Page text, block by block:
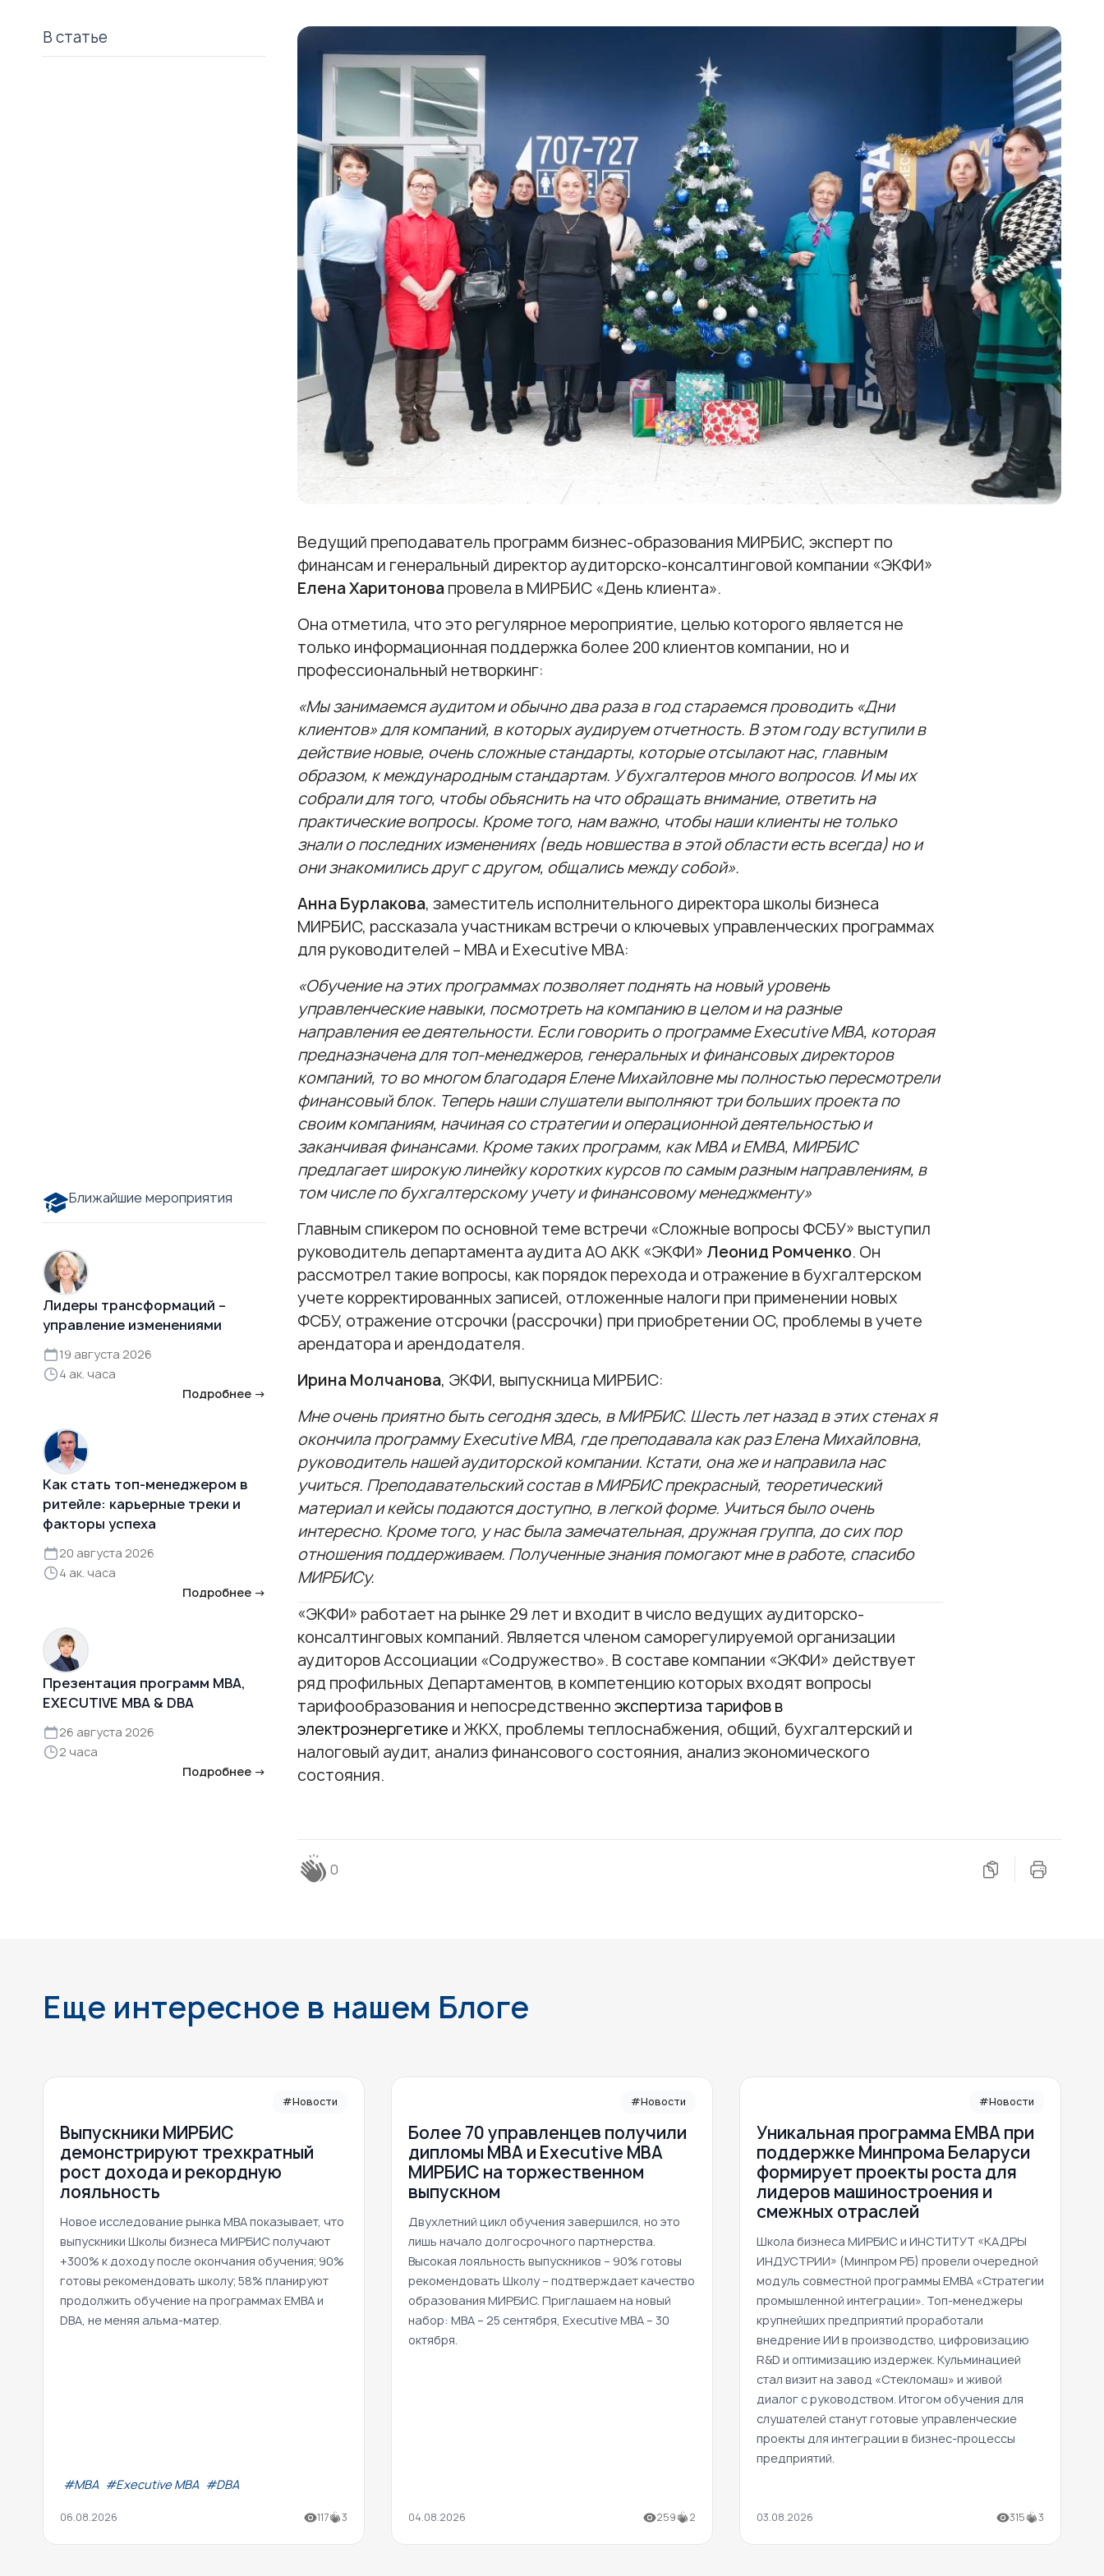
В статье
Ведущий преподаватель программ бизнес-образования МИРБИС, эксперт по
финансам и генеральный директор аудиторско-консалтинговой компании «ЭКФИ»
Елена Харитоновапровела в МИРБИС «День клиента».
Она отметила, что это регулярное мероприятие, целью которого является не
только информационная поддержка более 200 клиентов компании, но и
профессиональный нетворкинг:
«Мы занимаемся аудитом и обычно два раза в год стараемся проводить «Дни
клиентов» для компаний, в которых аудируем отчетность. В этом году вступили в
действие новые, очень сложные стандарты, которые отсылают нас, главным
образом, к международным стандартам. У бухгалтеров много вопросов. И мы их
собрали для того, чтобы объяснить на что обращать внимание, ответить на
практические вопросы. Кроме того, нам важно, чтобы наши клиенты не только
знали о последних изменениях (ведь новшества в этой области есть всегда) но и
они знакомились друг с другом, общались между собой».
Анна Бурлакова, заместитель исполнительного директора школы бизнеса
МИРБИС, рассказала участникам встречи о ключевых управленческих программах
для руководителей – МВА и Еxecutive МВА:
«Обучение на этих программах позволяет поднять на новый уровень
управленческие навыки, посмотреть на компанию в целом и на разные
направления ее деятельности. Если говорить о программе Еxecutive МВА, которая
предназначена для топ-менеджеров, генеральных и финансовых директоров
компаний, то во многом благодаря Елене Михайловне мы полностью пересмотрели
финансовый блок. Теперь наши слушатели выполняют три больших проекта по
своим компаниям, начиная со стратегии и операционной деятельностью и
заканчивая финансами. Кроме таких программ, как МВА и ЕМВА, МИРБИС
предлагает широкую линейку коротких курсов по самым разным направлениям, в
том числе по бухгалтерскому учету и финансовому менеджменту»
Главным спикером по основной теме встречи «Сложные вопросы ФСБУ» выступил
руководитель департамента аудита АО АКК «ЭКФИ» Леонид Ромченко. Он
рассмотрел такие вопросы, как порядок перехода и отражение в бухгалтерском
учете корректированных записей, отложенные налоги при применении новых
ФСБУ, отражение отсрочки (рассрочки) при приобретении ОС, проблемы в учете
арендатора и арендодателя.
Ирина Молчанова, ЭКФИ, выпускница МИРБИС:
Мне очень приятно быть сегодня здесь, в МИРБИС. Шесть лет назад в этих стенах я
окончила программуExecutiveМВА, где преподавала как раз Елена Михайловна,
руководитель нашей аудиторской компании. Кстати, она же и направила нас
учиться. Преподавательский состав в МИРБИС прекрасный, теоретический
материал и кейсы подаются доступно, в легкой форме. Учиться было очень
интересно. Кроме того, у нас была замечательная, дружная группа, до сих пор
отношения поддерживаем. Полученные знания помогают мне в работе, спасибо
МИРБИСу.
«ЭКФИ» работает на рынке 29 лет и входит в число ведущих аудиторско-
консалтинговых компаний. Является членом саморегулируемой организации
аудиторов Ассоциации «Содружество». В составе компании «ЭКФИ» действует
ряд профильных Департаментов, в компетенцию которых входят вопросы
тарифообразования и непосредственноэкспертиза тарифов в
электроэнергетике и ЖКХ, проблемы теплоснабжения, общий, бухгалтерский и
налоговый аудит, анализ финансового состояния, анализ экономического
состояния.
Ближайшие мероприятия
Лидеры трансформаций –
управление изменениями
19 августа 2026
4 ак. часа
Подробнее →
Как стать топ-менеджером в
ритейле: карьерные треки и
факторы успеха
20 августа 2026
4 ак. часа
Подробнее →
Презентация программ MBA,
EXECUTIVE MBA & DBA
26 августа 2026
2 часа
Подробнее →
0
Еще интересное в нашем Блоге
#Новости
Выпускники МИРБИС
демонстрируют трехкратный
рост дохода и рекордную
лояльность
Новое исследование рынка MBA показывает, что
выпускники Школы бизнеса МИРБИС получают
+300% к доходу после окончания обучения; 90%
готовы рекомендовать школу; 58% планируют
продолжить обучение на программах EMBA и
DBA, не меняя альма-матер.
#МВА #Executive MBA #DBA
06.08.2026 117 3
#Новости
Более 70 управленцев получили
дипломы MBA и Executive MBA
МИРБИС на торжественном
выпускном
Двухлетний цикл обучения завершился, но это
лишь начало долгосрочного партнерства.
Высокая лояльность выпускников – 90% готовы
рекомендовать Школу – подтверждает качество
образования МИРБИС. Приглашаем на новый
набор: MBA – 25 сентября, Executive MBA – 30
октября.
04.08.2026 259 2
#Новости
Уникальная программа ЕМВА при
поддержке Минпрома Беларуси
формирует проекты роста для
лидеров машиностроения и
смежных отраслей
Школа бизнеса МИРБИС и ИНСТИТУТ «КАДРЫ
ИНДУСТРИИ» (Минпром РБ) провели очередной
модуль совместной программы EMBA «Стратегии
промышленной интеграции». Топ-менеджеры
крупнейших предприятий проработали
внедрение ИИ в производство, цифровизацию
R&D и оптимизацию издержек. Кульминацией
стал визит на завод «Стекломаш» и живой
диалог с руководством. Итогом обучения для
слушателей станут готовые управленческие
проекты для интеграции в бизнес-процессы
предприятий.
03.08.2026 315 3